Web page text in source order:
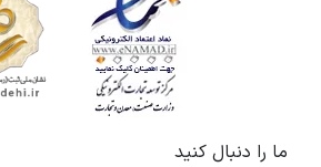
ما را دنبال کنید